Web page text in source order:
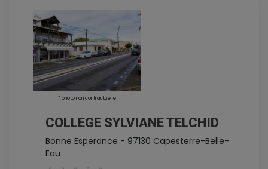
* photo non contractuelle
COLLEGE SYLVIANE TELCHID
Bonne Esperance - 97130 Capesterre-Belle-
Eau